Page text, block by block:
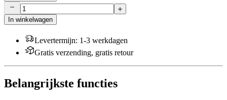
In winkelwagen
Levertermijn: 1-3 werkdagen
Gratis verzending, gratis retour
Belangrijkste functies